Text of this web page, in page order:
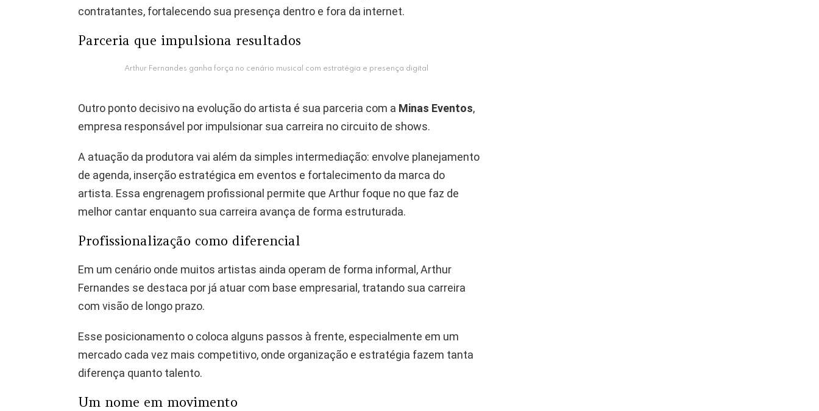
contratantes, fortalecendo sua presença dentro e fora da internet.
Parceria que impulsiona resultados
Arthur Fernandes ganha força no cenário musical com estratégia e presença digital
Outro ponto decisivo na evolução do artista é sua parceria com a Minas Eventos,
empresa responsável por impulsionar sua carreira no circuito de shows.
A atuação da produtora vai além da simples intermediação: envolve planejamento
de agenda, inserção estratégica em eventos e fortalecimento da marca do
artista. Essa engrenagem profissional permite que Arthur foque no que faz de
melhor cantar enquanto sua carreira avança de forma estruturada.
Profissionalização como diferencial
Em um cenário onde muitos artistas ainda operam de forma informal, Arthur
Fernandes se destaca por já atuar com base empresarial, tratando sua carreira
com visão de longo prazo.
Esse posicionamento o coloca alguns passos à frente, especialmente em um
mercado cada vez mais competitivo, onde organização e estratégia fazem tanta
diferença quanto talento.
Um nome em movimento